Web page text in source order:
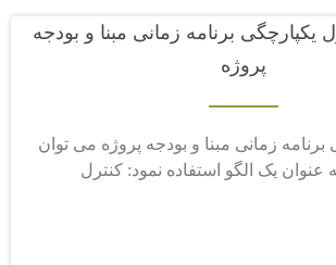
برنامه زمانی مبنا و بودجه
پروژه
برنامه زمانی مبنا و بودجه پروژه می توان
یک الگو استفاده نمود: کنترل